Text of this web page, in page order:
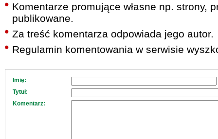
Komentarze promujące własne np. strony,
publikowane.
Za treść komentarza odpowiada jego autor.
Regulamin komentowania w serwisie
Imię:
Tytuł:
Komentarz: